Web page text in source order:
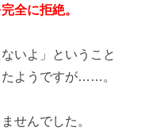
全に拒絶。
いよ」ということ
たようですが……。
せんでした。